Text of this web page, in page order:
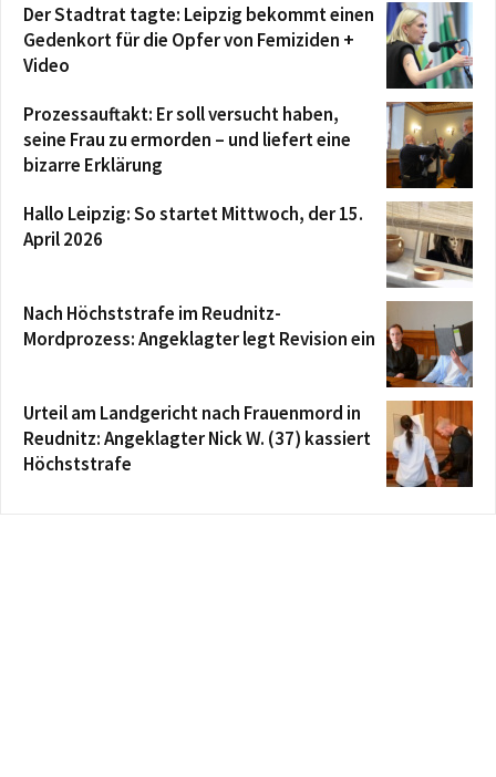
Der Stadtrat tagte: Leipzig bekommt einen
Gedenkort für die Opfer von Femiziden +
Video
Prozessauftakt: Er soll versucht haben,
seine Frau zu ermorden – und liefert eine
bizarre Erklärung
Hallo Leipzig: So startet Mittwoch, der 15.
April 2026
Nach Höchststrafe im Reudnitz-
Mordprozess: Angeklagter legt Revision ein
Urteil am Landgericht nach Frauenmord in
Reudnitz: Angeklagter Nick W. (37) kassiert
Höchststrafe